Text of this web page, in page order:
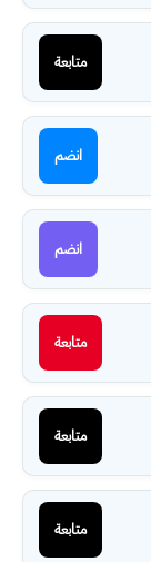
متابعة
انضم
انضم
متابعة
متابعة
متابعة